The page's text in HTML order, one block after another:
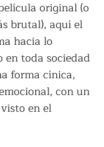
original (o
brutal), aquí el
hacia lo
toda sociedad
forma cínica,
con un
en el